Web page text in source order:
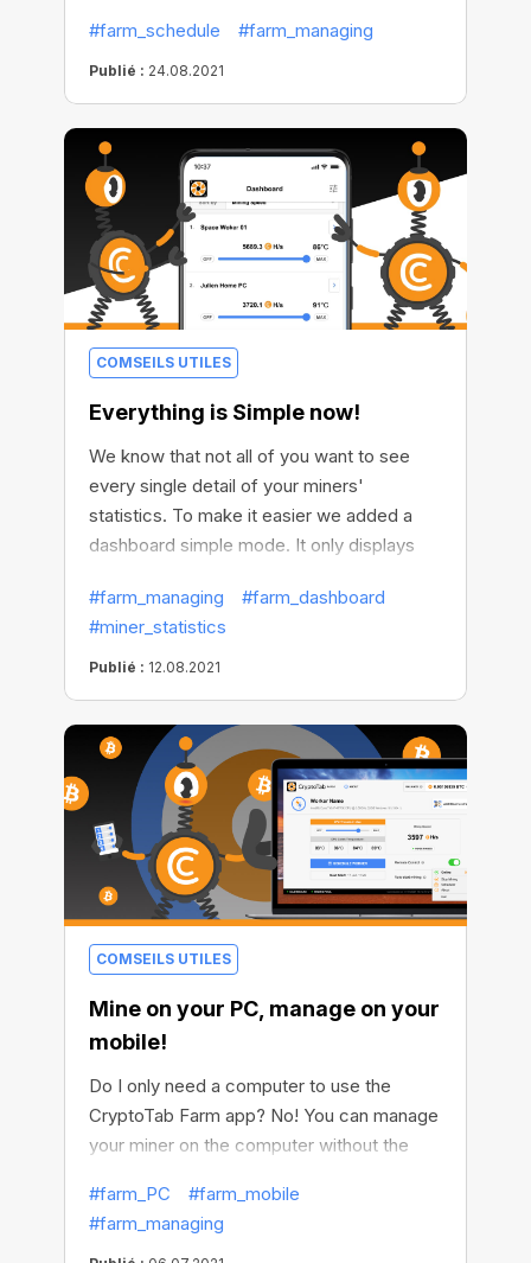
improving the scheduler. Now you can
fine-tune the settings, better distribute the
miner load and make your miners bring you
bigger profits!
#farm_schedule #farm_managing
Publié : 24.08.2021
COMSEILS UTILES
Everything is Simple now!
We know that not all of you want to see
every single detail of your miners'
statistics. To make it easier we added a
dashboard simple mode. It only displays
information.
#farm_managing
#farm_dashboard
#miner_statistics
Publié : 12.08.2021
COMSEILS UTILES
Mine on your PC, manage on your
mobile!
Do I only need a computer to use the
CryptoTab Farm app? No! You can manage
your miner on the computer without the
the full functionality, easily withdraw funds,
and control the entire process remotely,
#farm_PC
#farm_mobile
#farm_managing